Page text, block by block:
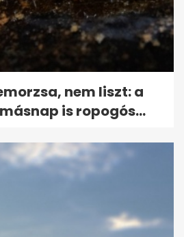
nem liszt: a
is ropogós...